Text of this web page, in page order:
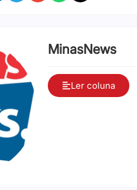
MinasNews
Ler coluna